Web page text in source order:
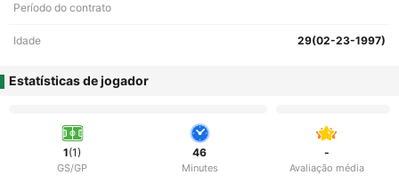
Período do contrato
Idade 29(02-23-1997)
Estatísticas de jogador
1(1)
GS/GP
46
Minutes
-
Avaliação média